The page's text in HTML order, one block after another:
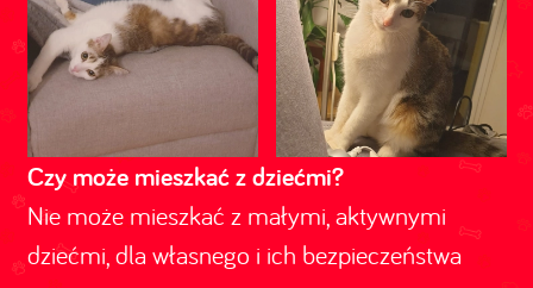
Czy może mieszkać z dziećmi?
Nie może mieszkać z małymi, aktywnymi
dziećmi, dla własnego i ich bezpieczeństwa